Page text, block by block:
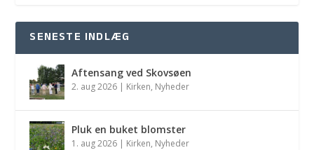
SENESTE INDLÆG
Aftensang ved Skovsøen
2. aug 2026 | Kirken, Nyheder
Pluk en buket blomster
1. aug 2026 | Kirken, Nyheder